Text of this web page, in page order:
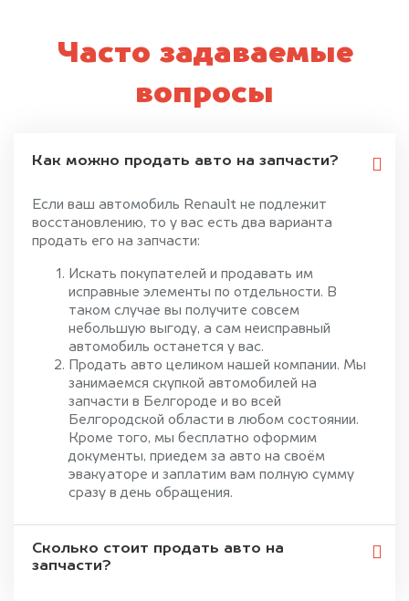
Часто задаваемые
вопросы
Как можно продать авто на запчасти?
Если ваш автомобиль Renault не подлежит
восстановлению, то у вас есть два варианта
продать его на запчасти:
Искать покупателей и продавать им
исправные элементы по отдельности. В
таком случае вы получите совсем
небольшую выгоду, а сам неисправный
автомобиль останется у вас.
Продать авто целиком нашей компании. Мы
занимаемся скупкой автомобилей на
запчасти в Белгороде и во всей
Белгородской области в любом состоянии.
Кроме того, мы бесплатно оформим
документы, приедем за авто на своём
эвакуаторе и заплатим вам полную сумму
сразу в день обращения.
Сколько стоит продать авто на
запчасти?